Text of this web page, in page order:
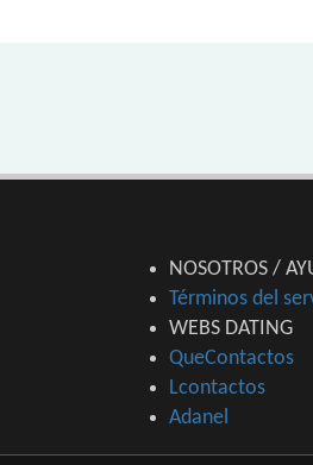
NOSOTROS /
Términos del
WEBS DATING
QueContactos
Lcontactos
Adanel